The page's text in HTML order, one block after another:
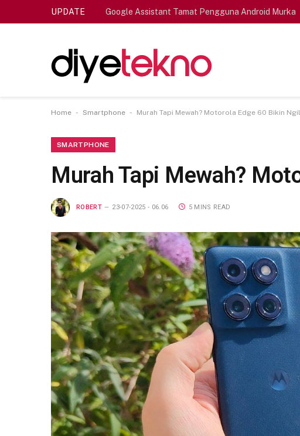
UPDATE Google Assistant Tamat Pengguna Android Murka
Home - Smartphone - Murah Tapi Mewah? Motorola Edge 60 Bikin
SMARTPHONE
Murah Tapi Mewah?
ROBERT 23-07-2025 - 06.06 5 MINS READ